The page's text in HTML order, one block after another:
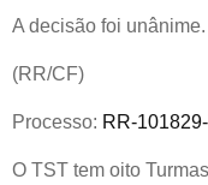
A decisão foi unânime.
(RR/CF)
Processo: RR-
O TST tem oito